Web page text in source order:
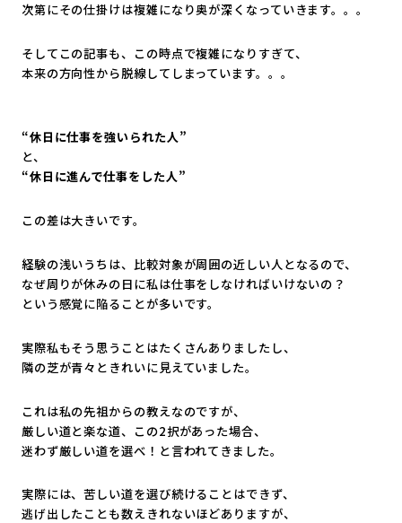
次第にその仕掛けは複雑になり奥が深くなっていきます。。。
そしてこの記事も、この時点で複雑になりすぎて、
本来の方向性から脱線してしまっています。。。
“休日に仕事を強いられた人”
と、
“休日に進んで仕事をした人”
この差は大きいです。
経験の浅いうちは、比較対象が周囲の近しい人となるので、
なぜ周りが休みの日に私は仕事をしなければいけないの？
という感覚に陥ることが多いです。
実際私もそう思うことはたくさんありましたし、
隣の芝が青々ときれいに見えていました。
これは私の先祖からの教えなのですが、
厳しい道と楽な道、この2択があった場合、
迷わず厳しい道を選べ！と言われてきました。
実際には、苦しい道を選び続けることはできず、
逃げ出したことも数えきれないほどありますが、